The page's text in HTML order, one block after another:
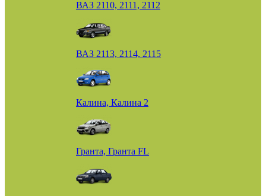
ВАЗ 2110, 2111, 2112
ВАЗ 2113, 2114, 2115
Калина, Калина 2
Гранта, Гранта FL